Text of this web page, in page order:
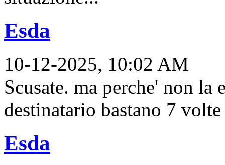
Esda
10-12-2025, 10:02 AM
Scusate. ma perche' non
destinatario bastano 7
Esda